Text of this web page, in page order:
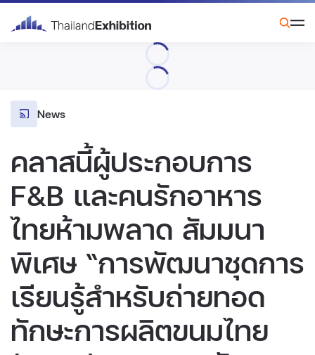
News
คลาสนี้ผู้ประกอบการ
F&B และคนรักอาหาร
ไทยห้ามพลาด สัมมนา
พิเศษ “การพัฒนาชุดการ
เรียนรู้สำหรับถ่ายทอด
ทักษะการผลิตขนมไทย